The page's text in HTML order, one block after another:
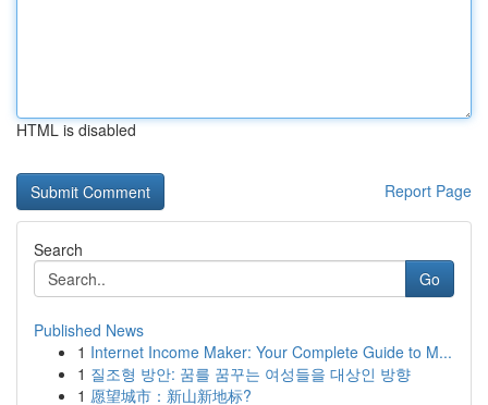
HTML is disabled
Report Page
Search
Go
Published News
1 Internet Income Maker: Your Complete Guide to M...
1 질조형 방안: 꿈를 꿈꾸는 여성들을 대상인 방향
1 愿望城市：新山新地标?